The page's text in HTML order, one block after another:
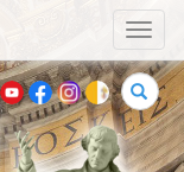
Buscar